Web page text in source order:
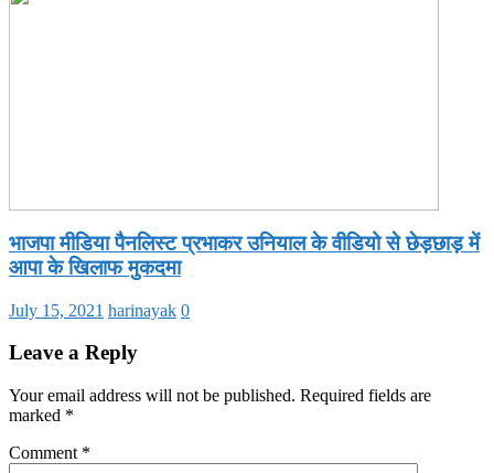
भाजपा मीडिया पैनलिस्ट प्रभाकर उनियाल के वीडियो से छेड़छाड़ में
आपा के खिलाफ मुकदमा
July 15, 2021 harinayak 0
Leave a Reply
Your email address will not be published. Required fields are
marked *
Comment *